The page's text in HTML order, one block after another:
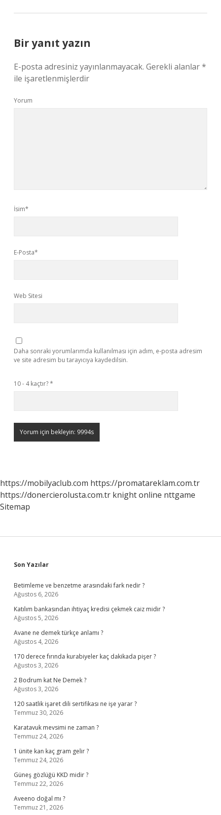
Bir yanıt yazın
E-posta adresiniz yayınlanmayacak. Gerekli alanlar*
ile işaretlenmişlerdir
Yorum
İsim*
E-Posta*
Web Sitesi
Daha sonraki yorumlarımda kullanılması için adım, e-posta adresim
ve site adresim bu tarayıcıya kaydedilsin.
10 - 4 kaçtır?*
https://mobilyaclub.com https://promatareklam.com.tr
https://donercierolusta.com.tr knight online nttgame
Sitemap
Sidebar
Son Yazılar
Betimleme ve benzetme arasındaki fark nedir ?
Ağustos 6, 2026
Katılım bankasından ihtiyaç kredisi çekmek caiz midir ?
Ağustos 5, 2026
Avane ne demek türkçe anlamı ?
Ağustos 4, 2026
170 derece fırında kurabiyeler kaç dakikada pişer ?
Ağustos 3, 2026
2 Bodrum kat Ne Demek ?
Ağustos 3, 2026
120 saatlik işaret dili sertifikası ne işe yarar ?
Temmuz 30, 2026
Karatavuk mevsimi ne zaman ?
Temmuz 24, 2026
1 ünite kan kaç gram gelir ?
Temmuz 24, 2026
Güneş gözlüğü KKD midir ?
Temmuz 22, 2026
Aveeno doğal mı ?
Temmuz 21, 2026